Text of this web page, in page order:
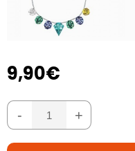
9,90€
- +